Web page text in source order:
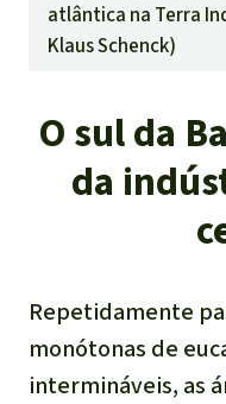
atlântica na Terra
Klaus Schenck)
O sul da
da
Repetidamente
monótonas de
intermináveis, as